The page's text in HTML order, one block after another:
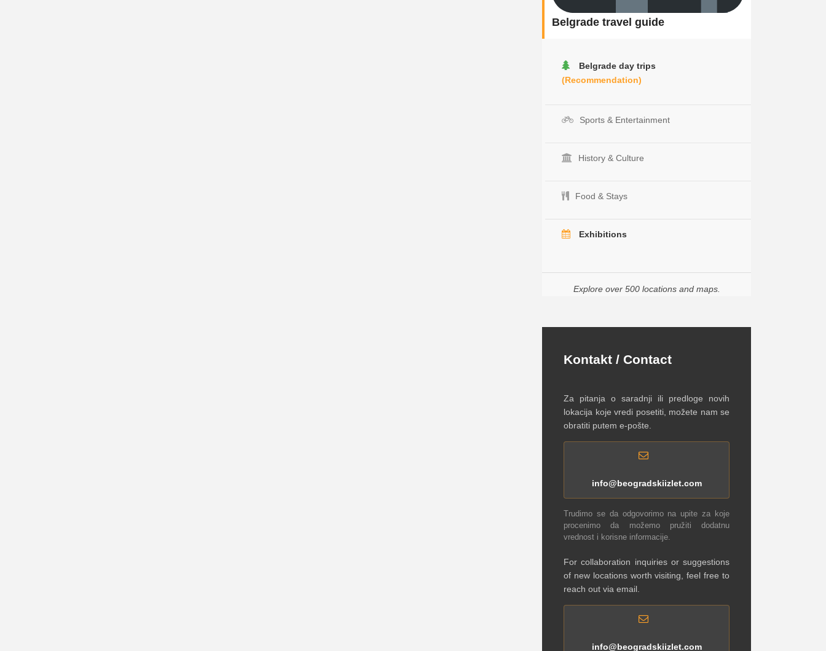
Belgrade travel guide
Belgrade day trips
(Recommendation)
Sports & Entertainment
History & Culture
Food & Stays
Exhibitions
Explore over 500 locations and maps.
Kontakt / Contact
Za pitanja o saradnji ili predloge novih
lokacija koje vredi posetiti, možete nam se
obratiti putem e-pošte.
info@beogradskiizlet.com
Trudimo se da odgovorimo na upite za koje
procenimo da možemo pružiti dodatnu
vrednost i korisne informacije.
For collaboration inquiries or suggestions
of new locations worth visiting, feel free to
reach out via email.
info@beogradskiizlet.com